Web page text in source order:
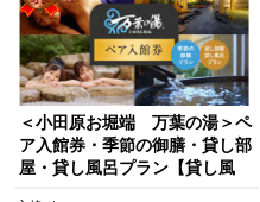
＜小田原お堀端 万葉の湯＞ペ
ア入館券・季節の御膳・貸し部
屋・貸し風呂プラン【貸し風